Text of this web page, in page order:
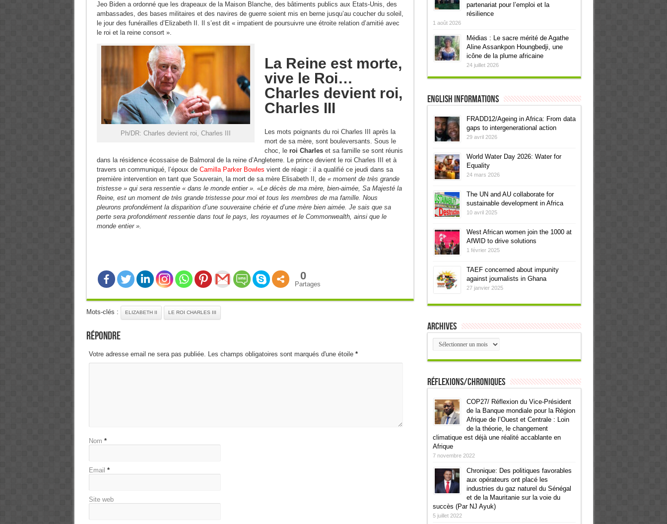
Jeo Biden a ordonné que les drapeaux de la Maison Blanche, des bâtiments publics aux Etats-Unis, des
ambassades, des bases militaires et des navires de guerre soient mis en berne jusqu’au coucher du soleil,
le jour des funérailles d’Elizabeth II. Il s’est dit « impatient de poursuivre une étroite relation d’amitié avec
le roi et la reine consort ».
Ph/DR: Charles devient roi, Charles III
La Reine est morte,
vive le Roi…
Charles devient roi,
Charles III
Les mots poignants du roi Charles III après la
mort de sa mère, sont bouleversants. Sous le
choc, le roi Charleset sa famille se sont réunis
dans la résidence écossaise de Balmoral de la reine d’Angleterre. Le prince devient le roi Charles III et à
travers un communiqué, l’époux de Camilla Parker Bowles vient de réagir : il a qualifié ce jeudi dans sa
première intervention en tant que Souverain, la mort de sa mère Elisabeth II, de « moment de très grande
tristesse » qui sera ressentie « dans le monde entier ». «Le décès de ma mère, bien-aimée, Sa Majesté la
Reine, est un moment de très grande tristesse pour moi et tous les membres de ma famille. Nous
pleurons profondément la disparition d’une souveraine chérie et d’une mère bien aimée. Je sais que sa
perte sera profondément ressentie dans tout le pays, les royaumes et le Commonwealth, ainsi que le
monde entier ».
0
Partages
Mots-clés : ELIZABETH II LE ROI CHARLES III
Répondre
Votre adresse email ne sera pas publiée. Les champs obligatoires sont marqués d'une étoile *
Nom *
Email *
Site web
partenariat pour l’emploi et la
résilience
1 août 2026
Médias : Le sacre mérité de Agathe
Aline Assankpon Houngbedji, une
icône de la plume africaine
24 juillet 2026
English informations
FRADD12/Ageing in Africa: From data
gaps to intergenerational action
29 avril 2026
World Water Day 2026: Water for
Equality
24 mars 2026
The UN and AU collaborate for
sustainable development in Africa
10 avril 2025
West African women join the 1000 at
AfWID to drive solutions
1 février 2025
TAEF concerned about impunity
against journalists in Ghana
27 janvier 2025
Archives
Archives
Réflexions/Chroniques
COP27/ Réflexion du Vice-Président
de la Banque mondiale pour la Région
Afrique de l’Ouest et Centrale : Loin
de la théorie, le changement
climatique est déjà une réalité accablante en
Afrique
7 novembre 2022
Chronique: Des politiques favorables
aux opérateurs ont placé les
industries du gaz naturel du Sénégal
et de la Mauritanie sur la voie du
succès (Par NJ Ayuk)
5 juillet 2022